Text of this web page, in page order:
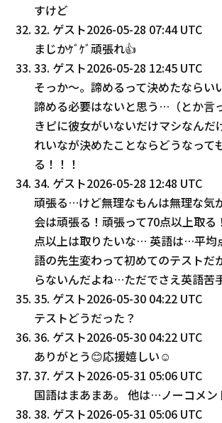
すけど
32. ゲスト2026-05-28 07:44 UTC
まじかｹﾞｹﾞ頑張れ👍
33. ゲスト2026-05-28 12:45 UTC
そっか〜。諦めるって決めたなら
諦める必要はないと思う…（とか言
きピに彼女がいないだけマシなんだ
れいなが決めたことならどうなって
る！！！
34. ゲスト2026-05-28 12:48 UTC
頑張る…けど無理なもんは無理な気
会は頑張る！頑張って70点以上取る
点以上は取りたいな… 英語は…平均
語の先生変わって初めてのテストだ
らないんだよね…ただでさえ英語苦
35. ゲスト2026-05-30 04:22 UTC
テストどうだった？
36. ゲスト2026-05-30 04:22 UTC
ありがとう😊応援嬉しい☺️
37. ゲスト2026-05-31 05:06 UTC
国語はまあまあ。 他は…ノーコメ
38. ゲスト2026-05-31 05:06 UTC